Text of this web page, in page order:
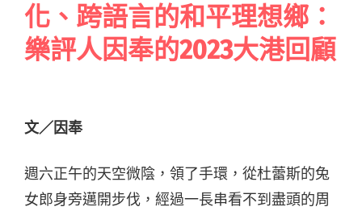
化、跨語言的和平理想鄉：
樂評人因奉的2023大港回顧
文／因奉
週六正午的天空微陰，領了手環，從杜蕾斯的兔
女郎身旁邁開步伐，經過一長串看不到盡頭的周